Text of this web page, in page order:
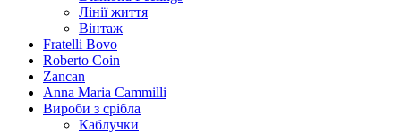
Лінії життя
Вінтаж
Fratelli Bovo
Roberto Coin
Zancan
Anna Maria Cammilli
Вироби з срібла
Каблучки